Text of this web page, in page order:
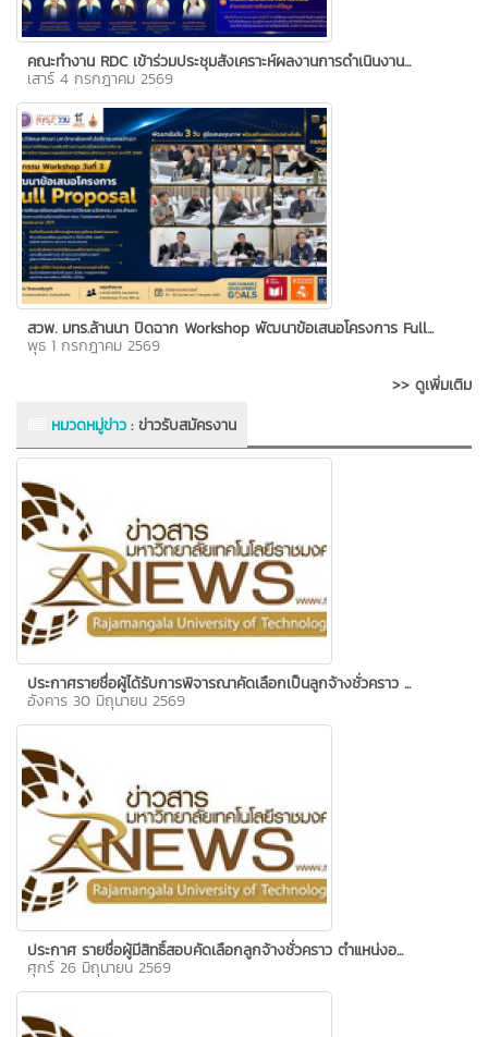
คณะทำงาน RDC เข้าร่วมประชุมสังเคราะห์ผลงานการดำเนินงาน...
เสาร์ 4 กรกฎาคม 2569
สวพ. มทร.ล้านนา ปิดฉาก Workshop พัฒนาข้อเสนอโครงการ Full...
พุธ 1 กรกฎาคม 2569
>> ดูเพิ่มเติม
หมวดหมู่ข่าว:ข่าวรับสมัครงาน
ประกาศรายชื่อผู้ได้รับการพิจารณาคัดเลือกเป็นลูกจ้างชั่วคราว ...
อังคาร 30 มิถุนายน 2569
ประกาศ รายชื่อผู้มีสิทธิ์สอบคัดเลือกลูกจ้างชั่วคราว ตำแหน่งอ...
ศุกร์ 26 มิถุนายน 2569